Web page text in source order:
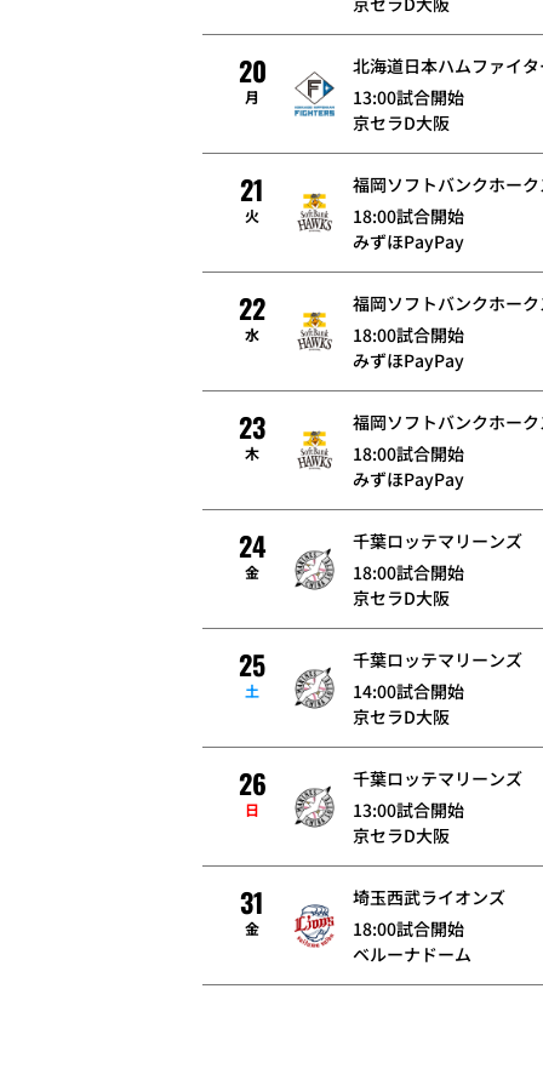
20
月
北海道日本ハムファイ
13:00試合開始
京セラD大阪
21
火
福岡ソフトバンクホーク
18:00試合開始
みずほPayPay
22
水
福岡ソフトバンクホーク
18:00試合開始
みずほPayPay
23
木
福岡ソフトバンクホーク
18:00試合開始
みずほPayPay
24
金
千葉ロッテマリーンズ
18:00試合開始
京セラD大阪
25
土
千葉ロッテマリーンズ
14:00試合開始
京セラD大阪
26
日
千葉ロッテマリーンズ
13:00試合開始
京セラD大阪
31
金
埼玉西武ライオンズ
18:00試合開始
ベルーナドーム